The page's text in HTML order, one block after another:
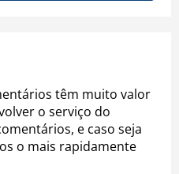
têm muito valor
o serviço do
e caso seja
o mais rapidamente